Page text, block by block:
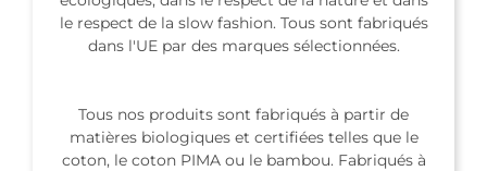
le respect de la slow fashion. Tous sont fabriqués
dans l'UE par des marques sélectionnées.
Tous nos produits sont fabriqués à partir de
matières biologiques et certifiées telles que le
coton, le coton PIMA ou le bambou. Fabriqués à